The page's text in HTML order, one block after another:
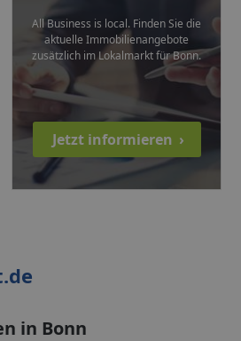
All Business is local. Finden Sie die
aktuelle Immobilienangebote
zusätzlich im Lokalmarkt für Bonn.
Jetzt informieren ›
in Bonn